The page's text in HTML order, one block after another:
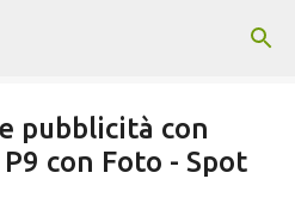
principali
pubblicità con
con Foto - Spot